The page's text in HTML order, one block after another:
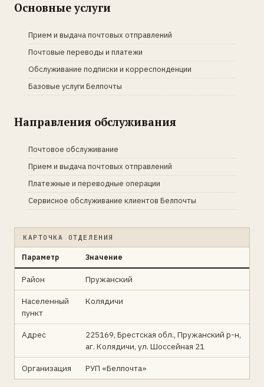
Основные услуги
Прием и выдача почтовых отправлений
Почтовые переводы и платежи
Обслуживание подписки и корреспонденции
Базовые услуги Белпочты
Направления обслуживания
Почтовое обслуживание
Прием и выдача почтовых отправлений
Платежные и переводные операции
Сервисное обслуживание клиентов Белпочты
КАРТОЧКА ОТДЕЛЕНИЯ
Параметр Значение
Район Пружанский
Населенный
пункт
Колядичи
Адрес
225169, Брестская обл., Пружанский р-н,
аг. Колядичи, ул. Шоссейная 21
Организация РУП «Белпочта»